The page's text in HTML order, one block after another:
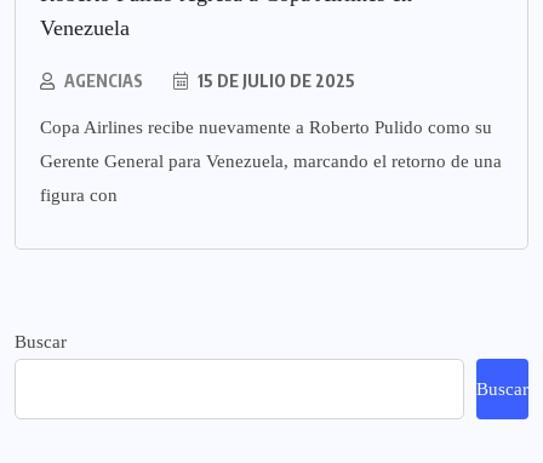
Venezuela
AGENCIAS 15 DE JULIO DE 2025
Copa Airlines recibe nuevamente a Roberto Pulido como su
Gerente General para Venezuela, marcando el retorno de una
figura con
Buscar
Buscar